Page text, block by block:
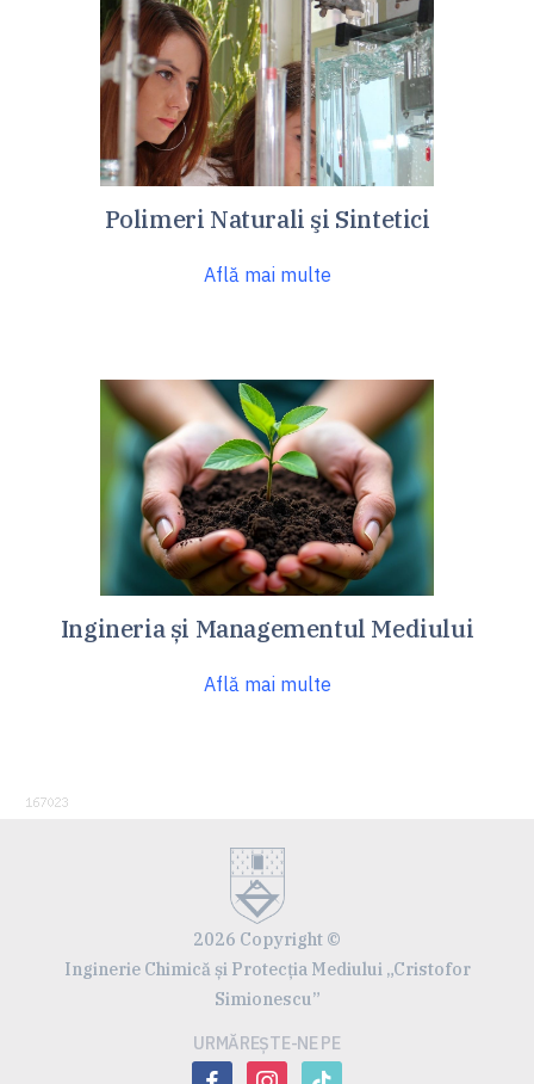
Polimeri Naturali şi Sintetici
Află mai multe
Ingineria și Managementul Mediului
Află mai multe
2026 Copyright ©
Inginerie Chimică și Protecția Mediului „Cristofor
Simionescu”
URMĂREȘTE-NE PE
facebookinstagram
tiktok